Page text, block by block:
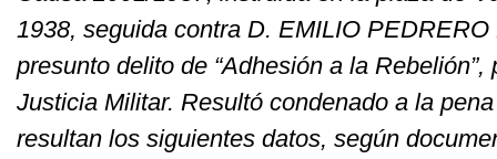
1938, seguida contra D. EMILIO
presunto delito de “Adhesión a la
Justicia Militar. Resultó condenado a la
resultan los siguientes datos, según